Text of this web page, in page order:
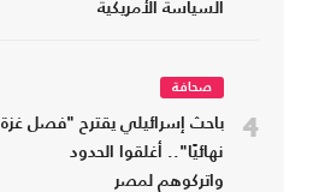
السياسة الأمريكية
4
صحافة
باحث إسرائيلي يقترح "فصل غزة
نهائيًا".. أغلقوا الحدود
واتركوهم لمصر